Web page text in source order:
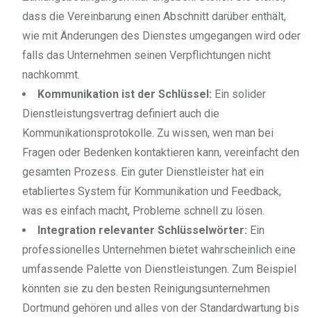
dass die Vereinbarung einen Abschnitt darüber enthält,
wie mit Änderungen des Dienstes umgegangen wird oder
falls das Unternehmen seinen Verpflichtungen nicht
nachkommt.
Kommunikation ist der Schlüssel: Ein solider
Dienstleistungsvertrag definiert auch die
Kommunikationsprotokolle. Zu wissen, wen man bei
Fragen oder Bedenken kontaktieren kann, vereinfacht den
gesamten Prozess. Ein guter Dienstleister hat ein
etabliertes System für Kommunikation und Feedback,
was es einfach macht, Probleme schnell zu lösen.
Integration relevanter Schlüsselwörter: Ein
professionelles Unternehmen bietet wahrscheinlich eine
umfassende Palette von Dienstleistungen. Zum Beispiel
könnten sie zu den besten Reinigungsunternehmen
Dortmund gehören und alles von der Standardwartung bis